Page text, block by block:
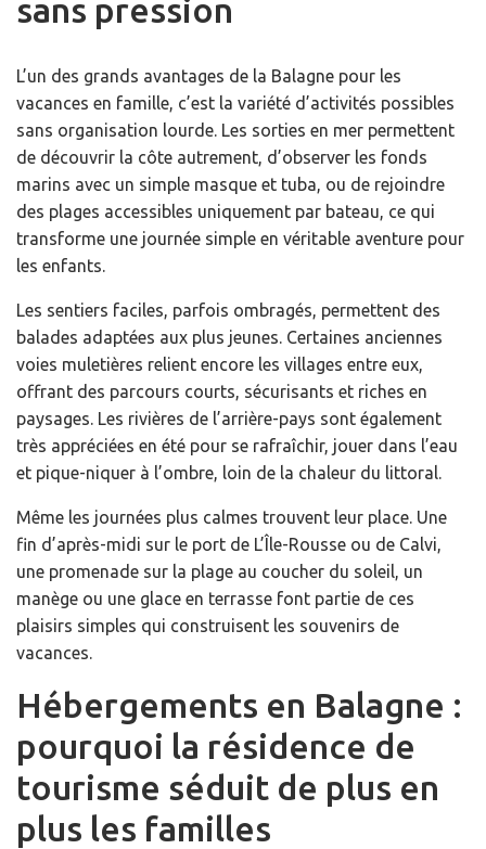
sans pression
L’un des grands avantages de la Balagne pour les
vacances en famille, c’est la variété d’activités possibles
sans organisation lourde. Les sorties en mer permettent
de découvrir la côte autrement, d’observer les fonds
marins avec un simple masque et tuba, ou de rejoindre
des plages accessibles uniquement par bateau, ce qui
transforme une journée simple en véritable aventure pour
les enfants.
Les sentiers faciles, parfois ombragés, permettent des
balades adaptées aux plus jeunes. Certaines anciennes
voies muletières relient encore les villages entre eux,
offrant des parcours courts, sécurisants et riches en
paysages. Les rivières de l’arrière-pays sont également
très appréciées en été pour se rafraîchir, jouer dans l’eau
et pique-niquer à l’ombre, loin de la chaleur du littoral.
Même les journées plus calmes trouvent leur place. Une
fin d’après-midi sur le port de L’Île-Rousse ou de Calvi,
une promenade sur la plage au coucher du soleil, un
manège ou une glace en terrasse font partie de ces
plaisirs simples qui construisent les souvenirs de
vacances.
Hébergements en Balagne :
pourquoi la résidence de
tourisme séduit de plus en
plus les familles